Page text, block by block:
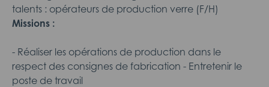
talents : opérateurs de production verre (F/H)
Missions :
- Réaliser les opérations de production dans le
respect des consignes de fabrication - Entretenir le
poste de travail